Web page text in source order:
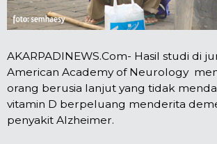
AKARPADINEWS.Com- Hasil studi di
American Academy of Neurology
orang berusia lanjut yang tidak
vitamin D berpeluang menderita
penyakit Alzheimer.